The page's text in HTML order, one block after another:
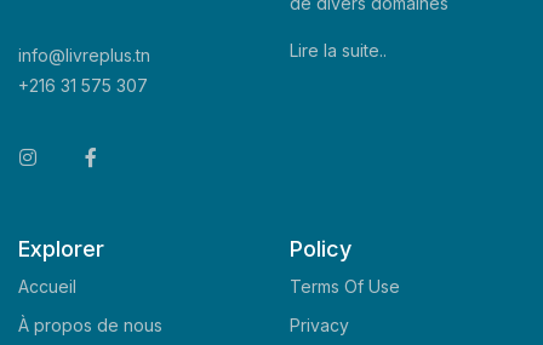
info@livreplus.tn
+216 31 575 307
Lire la suite..
Explorer
Accueil
À propos de nous
Policy
Terms Of Use
Privacy